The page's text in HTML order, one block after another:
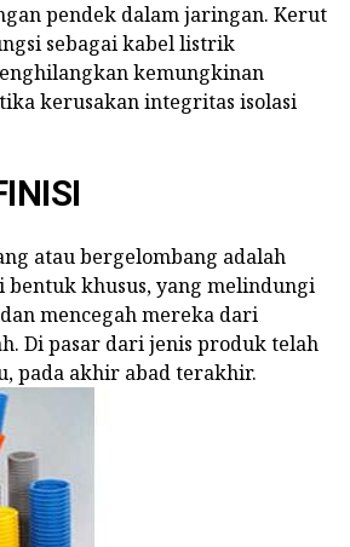
pendek dalam jaringan. Kerut
sebagai kabel listrik
kemungkinan
kerusakan integritas isolasi
atau bergelombang adalah
bentuk khusus, yang melindungi
mencegah mereka dari
Di pasar dari jenis produk telah
pada akhir abad terakhir.